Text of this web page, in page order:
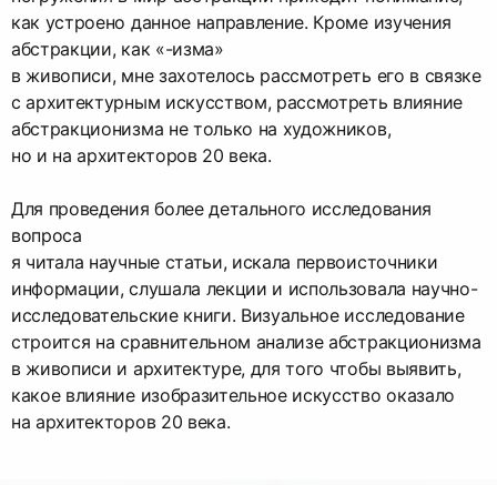
как устроено данное направление. Кроме изучения
абстракции, как «-изма»
в живописи, мне захотелось рассмотреть его в связке
с архитектурным искусством, рассмотреть влияние
абстракционизма не только на художников,
но и на архитекторов 20 века.
Для проведения более детального исследования
вопроса
я читала научные статьи, искала первоисточники
информации, слушала лекции и использовала научно-
исследовательские книги. Визуальное исследование
строится на сравнительном анализе абстракционизма
в живописи и архитектуре, для того чтобы выявить,
какое влияние изобразительное искусство оказало
на архитекторов 20 века.